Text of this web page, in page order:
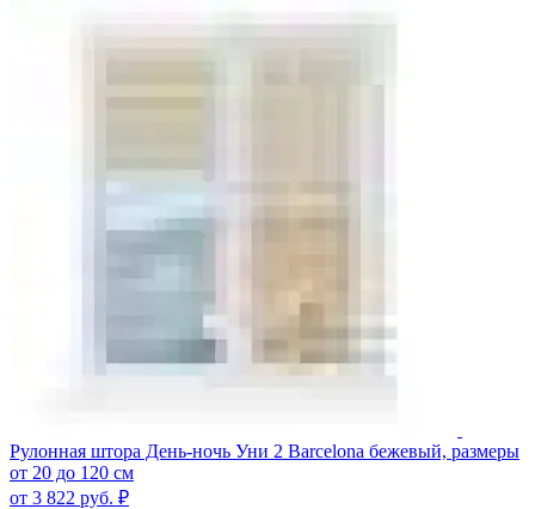
Рулонная штора День-ночь Уни 2 Barcelona бежевый, размеры
от 20 до 120 см
от 3 822 руб. ₽